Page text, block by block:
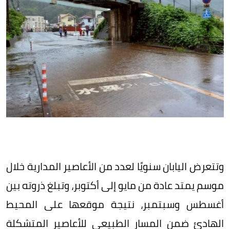
وتتعرض اليابان سنويًا لعدد من الأعاصير المدارية خلال
موسم يمتد عادة من مايو إلى أكتوبر، وتبلغ ذروته بين
أغسطس وسبتمبر، نتيجة موقعها على المحيط
الهادئ ضمن المسار الطبيعي للأعاصير المتشكلة